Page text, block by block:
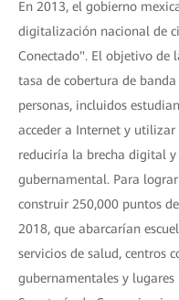
En 2013, el gobierno
digitalización nacional de
Conectado". El objetivo de
tasa de cobertura de
personas, incluidos
acceder a Internet y utilizar
reduciría la brecha digital
gubernamental. Para
construir 250,000 puntos
2018, que abarcarían
servicios de salud, centros
gubernamentales y